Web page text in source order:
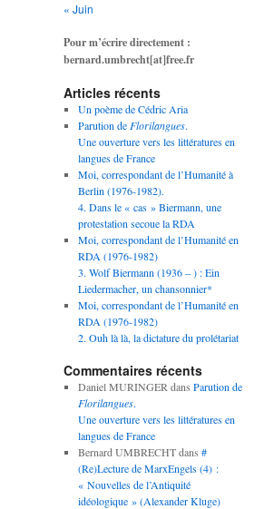
« Juin
Pour m’écrire directement :
bernard.umbrecht[at]free.fr
Articles récents
Un poème de Cédric Aria
Parution de Florilangues.
Une ouverture vers les littératures en
langues de France
Moi, correspondant de l’Humanité à
Berlin (1976-1982).
4. Dans le « cas » Biermann, une
protestation secoue la RDA
Moi, correspondant de l’Humanité en
RDA (1976-1982)
3. Wolf Biermann (1936 – ) : Ein
Liedermacher, un chansonnier*
Moi, correspondant de l’Humanité en
RDA (1976-1982)
2. Ouh là là, la dictature du prolétariat
Commentaires récents
Daniel MURINGER dans Parution de
Florilangues.
Une ouverture vers les littératures en
langues de France
Bernard UMBRECHTdans #
(Re)Lecture de MarxEngels (4) :
« Nouvelles de l’Antiquité
idéologique » (Alexander Kluge)